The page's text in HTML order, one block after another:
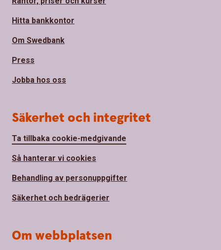
Hitta bankkontor
Om Swedbank
Press
Jobba hos oss
Säkerhet och integritet
Ta tillbaka cookie-medgivande
Så hanterar vi cookies
Behandling av personuppgifter
Säkerhet och bedrägerier
Om webbplatsen